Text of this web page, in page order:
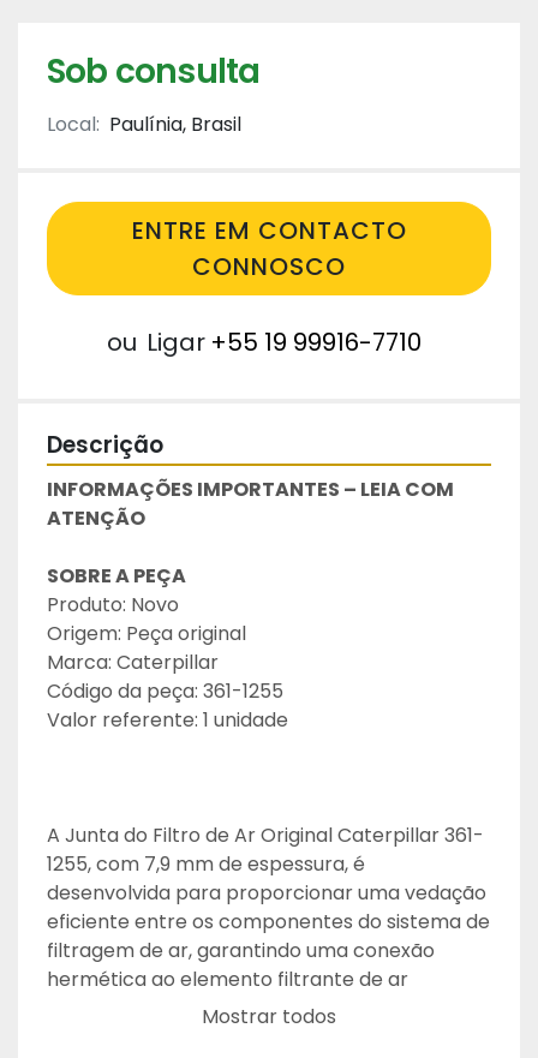
Sob consulta
Local: Paulínia, Brasil
ENTRE EM CONTACTO
CONNOSCO
ou Ligar +55 19 99916-7710
Descrição
INFORMAÇÕES IMPORTANTES – LEIA COM
ATENÇÃO
SOBRE A PEÇA
Produto: Novo
Origem: Peça original
Marca: Caterpillar
Código da peça: 361-1255
Valor referente: 1 unidade
A Junta do Filtro de Ar Original Caterpillar 361-
1255, com 7,9 mm de espessura, é
desenvolvida para proporcionar uma vedação
eficiente entre os componentes do sistema de
filtragem de ar, garantindo uma conexão
hermética ao elemento filtrante de ar
Mostrar todos